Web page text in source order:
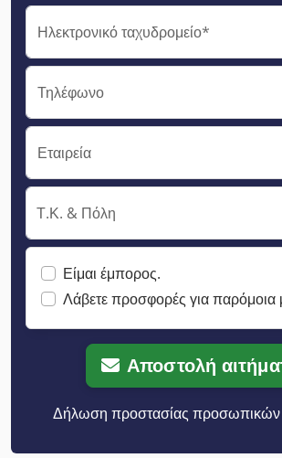
Ηλεκτρονικό ταχυδρομείο*
Τηλέφωνο
Εταιρεία
Τ.Κ. & Πόλη
Είμαι έμπορος.
Λάβετε προσφορές για παρόμοια
Αποστολή
Δήλωση προστασίας